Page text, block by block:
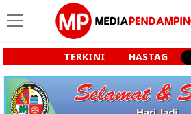
TERKINI HASTAG